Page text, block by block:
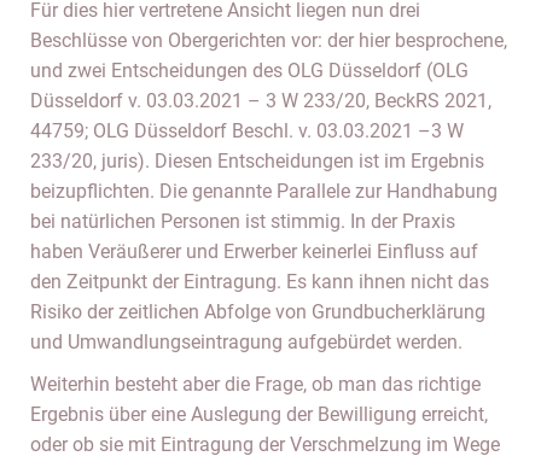
Für dies hier vertretene Ansicht liegen nun drei
Beschlüsse von Obergerichten vor: der hier besprochene,
und zwei Entscheidungen des OLG Düsseldorf (OLG
Düsseldorf v. 03.03.2021 – 3 W 233/20, BeckRS 2021,
44759; OLG Düsseldorf Beschl. v. 03.03.2021 –3 W
233/20, juris). Diesen Entscheidungen ist im Ergebnis
beizupflichten. Die genannte Parallele zur Handhabung
bei natürlichen Personen ist stimmig. In der Praxis
haben Veräußerer und Erwerber keinerlei Einfluss auf
den Zeitpunkt der Eintragung. Es kann ihnen nicht das
Risiko der zeitlichen Abfolge von Grundbucherklärung
und Umwandlungseintragung aufgebürdet werden.
Weiterhin besteht aber die Frage, ob man das richtige
Ergebnis über eine Auslegung der Bewilligung erreicht,
oder ob sie mit Eintragung der Verschmelzung im Wege